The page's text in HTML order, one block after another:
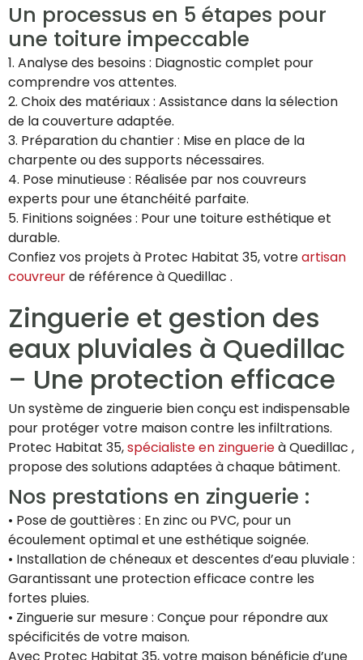
Un processus en 5 étapes pour
une toiture impeccable
1. Analyse des besoins : Diagnostic complet pour
comprendre vos attentes.
2. Choix des matériaux : Assistance dans la sélection
de la couverture adaptée.
3. Préparation du chantier : Mise en place de la
charpente ou des supports nécessaires.
4. Pose minutieuse : Réalisée par nos couvreurs
experts pour une étanchéité parfaite.
5. Finitions soignées : Pour une toiture esthétique et
durable.
Confiez vos projets à Protec Habitat 35, votreartisan
couvreurde référence à Quedillac .
Zinguerie et gestion des
eaux pluviales à Quedillac
– Une protection efficace
Un système de zinguerie bien conçu est indispensable
pour protéger votre maison contre les infiltrations.
Protec Habitat 35,spécialiste en zinguerieà Quedillac ,
propose des solutions adaptées à chaque bâtiment.
Nos prestations en zinguerie :
• Pose de gouttières : En zinc ou PVC, pour un
écoulement optimal et une esthétique soignée.
• Installation de chéneaux et descentes d’eau pluviale :
Garantissant une protection efficace contre les
fortes pluies.
• Zinguerie sur mesure : Conçue pour répondre aux
spécificités de votre maison.